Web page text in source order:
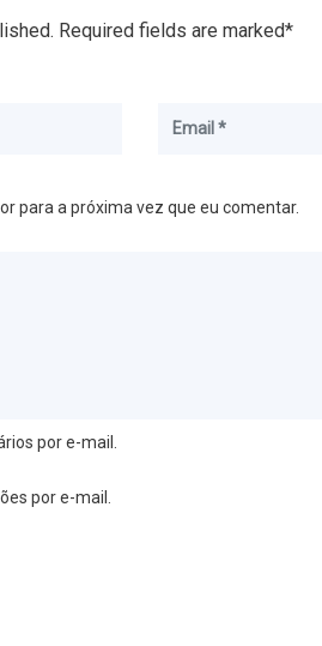
Required fields are marked*
para a próxima vez que eu comentar.
por e-mail.
por e-mail.